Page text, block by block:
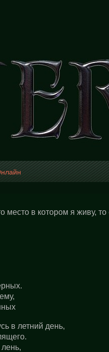
место в котором я живу,
в летний день,